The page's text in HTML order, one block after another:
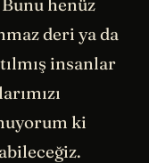
henüz
deri ya da
insanlar
ki